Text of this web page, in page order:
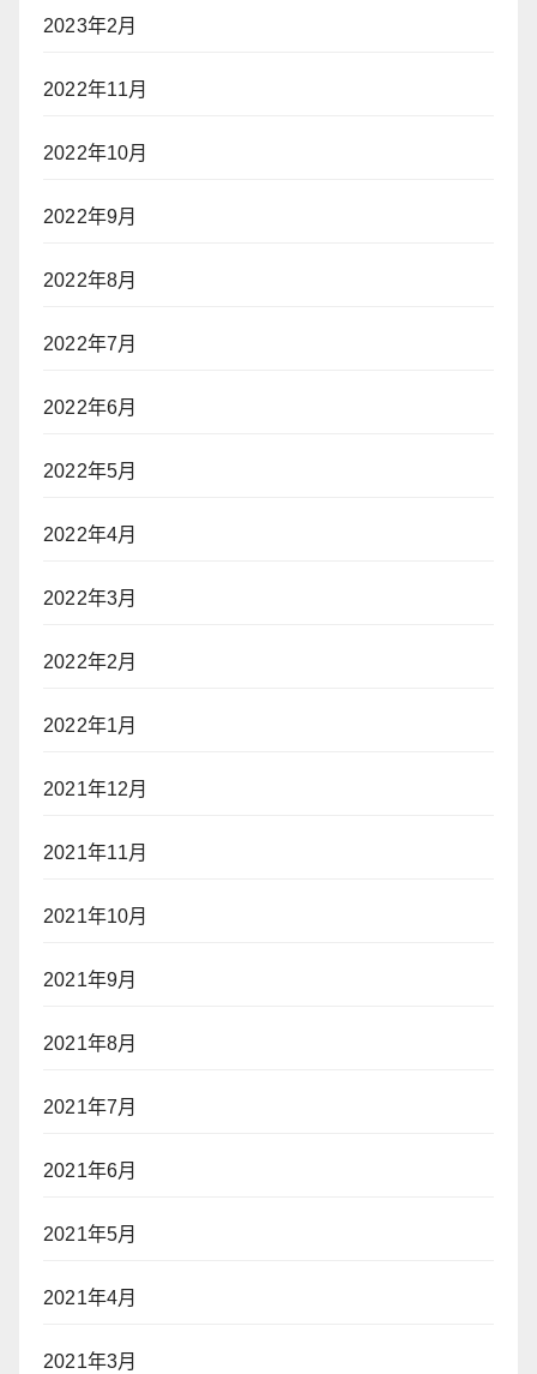
2023年2月
2022年11月
2022年10月
2022年9月
2022年8月
2022年7月
2022年6月
2022年5月
2022年4月
2022年3月
2022年2月
2022年1月
2021年12月
2021年11月
2021年10月
2021年9月
2021年8月
2021年7月
2021年6月
2021年5月
2021年4月
2021年3月